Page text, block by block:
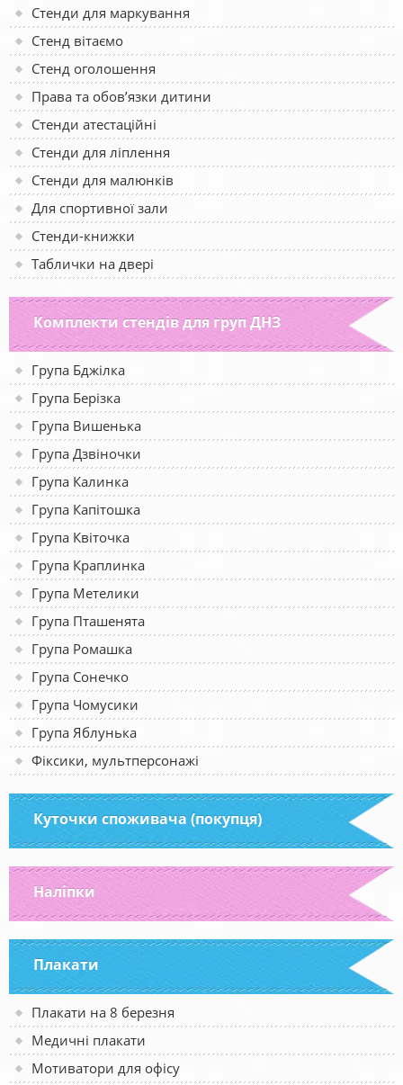
Стенди для маркування
Стенд вітаємо
Стенд оголошення
Права та обов’язки дитини
Стенди атестаційні
Стенди для ліплення
Стенди для малюнків
Для спортивної зали
Стенди-книжки
Таблички на двері
Комплекти стендів для груп ДНЗ
Група Бджілка
Група Берізка
Група Вишенька
Група Дзвіночки
Група Калинка
Група Капітошка
Група Квіточка
Група Краплинка
Група Метелики
Група Пташенята
Група Ромашка
Група Сонечко
Група Чомусики
Група Яблунька
Фіксики, мультперсонажі
Куточки споживача (покупця)
Наліпки
Плакати
Плакати на 8 березня
Медичні плакати
Мотиватори для офісу